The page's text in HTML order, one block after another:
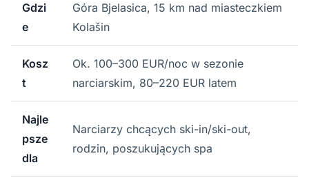
Gdzi
e
Góra Bjelasica, 15 km nad miasteczkiem
Kolašin
Kosz
t
Ok. 100–300 EUR/noc w sezonie
narciarskim, 80–220 EUR latem
Najle
psze
dla
Narciarzy chcących ski-in/ski-out,
rodzin, poszukujących spa